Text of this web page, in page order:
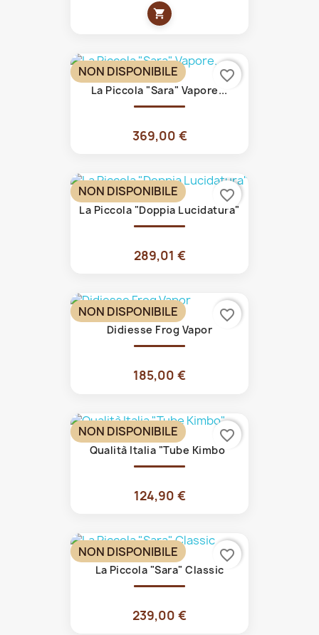
shopping_cart
La Piccola "Sara" Vapore...
369,00 €
NON DISPONIBILE favorite_border
La Piccola "Doppia Lucidatura"
289,01 €
NON DISPONIBILE favorite_border
Didiesse Frog Vapor
185,00 €
NON DISPONIBILE favorite_border
Qualità Italia "Tube Kimbo"
124,90 €
NON DISPONIBILE favorite_border
La Piccola "Sara" Classic
239,00 €
NON DISPONIBILE favorite_border